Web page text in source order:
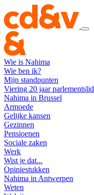
Wie is Nahima
Wie ben ik?
Mijn standpunten
Viering 20 jaar parlementslid
Nahima in Brussel
Armoede
Gelijke kansen
Gezinnen
Pensioenen
Sociale zaken
Werk
Wist je dat...
Opiniestukken
Nahima in Antwerpen
Weten